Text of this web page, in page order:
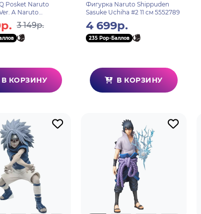
Posket Naruto
A Naruto
14 см BP18707
3 149р.
В КОРЗИНУ
Фигурка Naruto Shippuden
Sasuke Uchiha #2 11 см 5552789
4 699р.
235 Pop-Баллов
В КОРЗИНУ